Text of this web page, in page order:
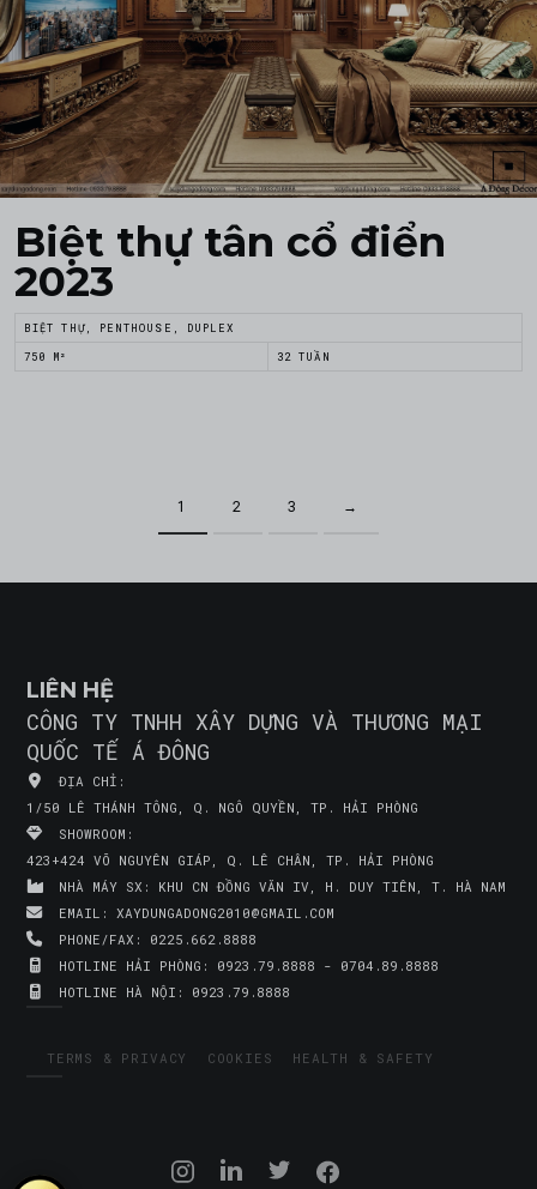
Biệt thự tân cổ điển
2023
BIỆT THỰ, PENTHOUSE, DUPLEX
750 M² 32 TUẦN
1 2 3 →
LIÊN HỆ
CÔNG TY TNHH XÂY DỰNG VÀ THƯƠNG MẠI
QUỐC TẾ Á ĐÔNG
ĐỊA CHỈ:
1/50 LÊ THÁNH TÔNG, Q. NGÔ QUYỀN, TP. HẢI PHÒNG
SHOWROOM:
423+424 VÕ NGUYÊN GIÁP, Q. LÊ CHÂN, TP. HẢI PHÒNG
NHÀ MÁY SX: KHU CN ĐỒNG VĂN IV, H. DUY TIÊN, T. HÀ NAM
EMAIL: XAYDUNGADONG2010@GMAIL.COM
PHONE/FAX: 0225.662.8888
HOTLINE HẢI PHÒNG: 0923.79.8888 - 0704.89.8888
HOTLINE HÀ NỘI: 0923.79.8888
TERMS & PRIVACY COOKIES HEALTH & SAFETY